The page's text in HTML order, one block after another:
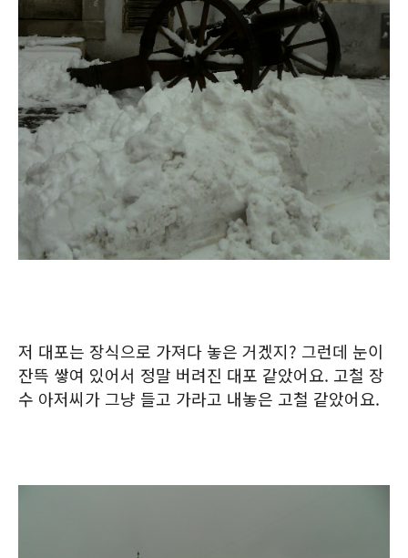
저 대포는 장식으로 가져다 놓은 거겠지? 그런데 눈이
잔뜩 쌓여 있어서 정말 버려진 대포 같았어요. 고철 장
수 아저씨가 그냥 들고 가라고 내놓은 고철 같았어요.